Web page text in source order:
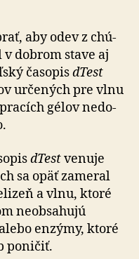
aby odev z chú­
dobrom stave aj
ča­so­pisdTest
urče­ných pre vlnu
gélov ne­do­
dTestvenuje
sa opäť za­me­ral
a vlnu, ktoré
ne­ob­sa­hujú
enzýmy, ktoré
poničiť.